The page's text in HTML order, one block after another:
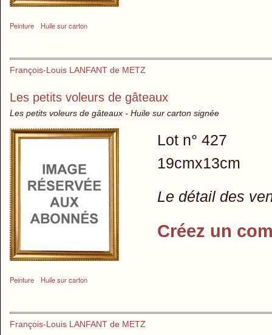
Peinture Huile sur carton
François-Louis LANFANT de METZ
Les petits voleurs de gâteaux
Les petits voleurs de gâteaux - Huile sur carton signée
Peinture Huile sur carton
Lot n° 427
19cmx13cm
Le détail des
Créez un
François-Louis LANFANT de METZ